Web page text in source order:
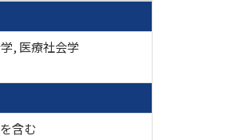
, 医療社会学
含む